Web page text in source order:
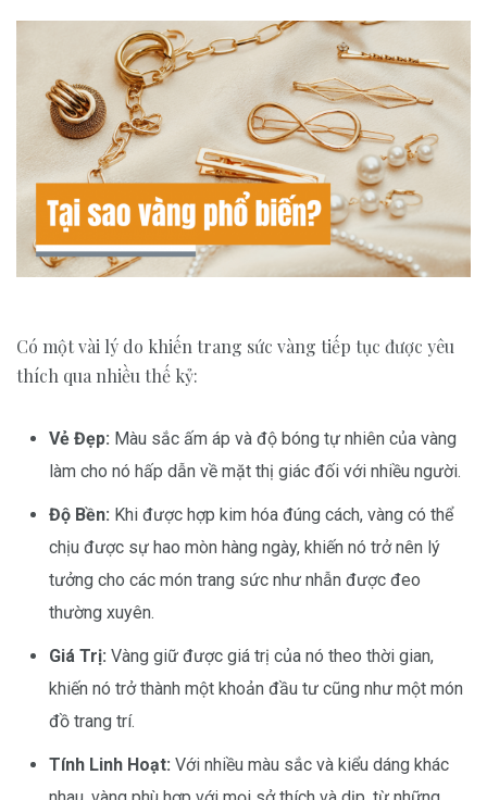
Có một vài lý do khiến trang sức vàng tiếp tục được yêu
thích qua nhiều thế kỷ:
Vẻ Đẹp: Màu sắc ấm áp và độ bóng tự nhiên của vàng
làm cho nó hấp dẫn về mặt thị giác đối với nhiều người.
Độ Bền: Khi được hợp kim hóa đúng cách, vàng có thể
chịu được sự hao mòn hàng ngày, khiến nó trở nên lý
tưởng cho các món trang sức như nhẫn được đeo
thường xuyên.
Giá Trị: Vàng giữ được giá trị của nó theo thời gian,
khiến nó trở thành một khoản đầu tư cũng như một món
đồ trang trí.
Tính Linh Hoạt: Với nhiều màu sắc và kiểu dáng khác